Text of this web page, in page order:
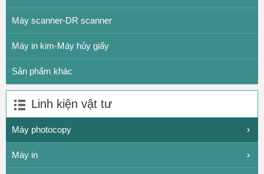
Máy scanner-DR scanner
Máy in kim-Máy hủy giấy
Sản phẩm khác
Linh kiện vật tư
Máy photocopy
Máy in